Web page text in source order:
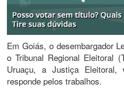
Em Goiás, o desembargador
o Tribunal Regional Eleitoral
Uruaçu, a Justiça Eleitoral,
responde pelos trabalhos.